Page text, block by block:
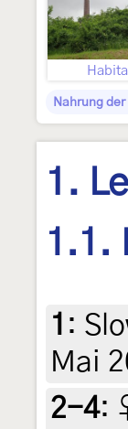
Nahrung der
1.
1.1.
1 :
Mai
2-4: